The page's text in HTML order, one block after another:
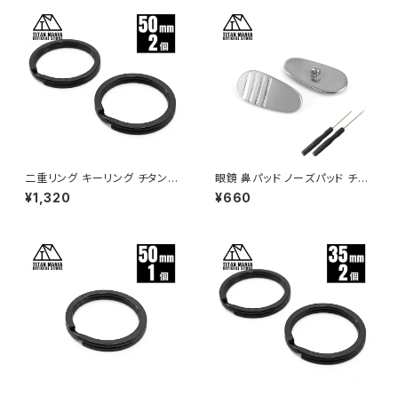
二重リング キーリング チタン製
ブラック 50mm×2個 超軽量 頑
丈 サビに強い 二重丸カン スプ
¥1,320
眼鏡 鼻パッド ノーズパッド チタ
ン製 Ver1 超軽量 ネジ式 メガ
ネパット 鼻パット チタンメタルパ
¥660